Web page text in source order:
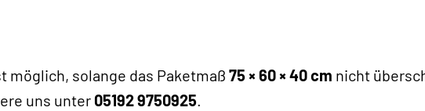
möglich, solange das Paketmaß 75 × 60 × 40 cm nicht
uns unter 05192 9750925.